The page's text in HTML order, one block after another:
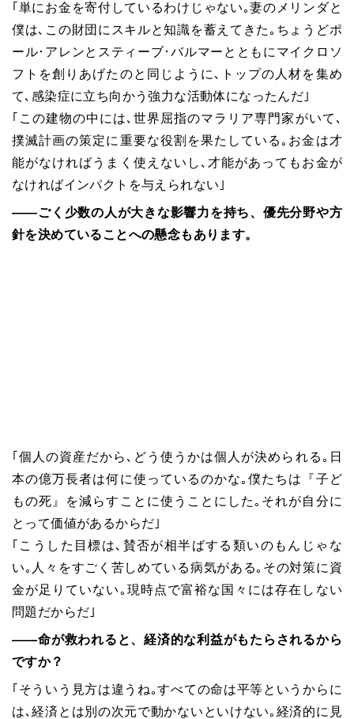
｢単にお金を寄付しているわけじゃない｡妻のメリンダと
僕は､この財団にスキルと知識を蓄えてきた｡ちょうどポ
ール･アレンとスティーブ･バルマーとともにマイクロソ
フトを創りあげたのと同じように､トップの人材を集め
て､感染症に立ち向かう強力な活動体になったんだ｣
｢この建物の中には､世界屈指のマラリア専門家がいて､
撲滅計画の策定に重要な役割を果たしている｡お金は才
能がなければうまく使えないし､才能があってもお金が
なければインパクトを与えられない｣
――ごく少数の人が大きな影響力を持ち、優先分野や方
針を決めていることへの懸念もあります。
｢個人の資産だから､どう使うかは個人が決められる｡日
本の億万長者は何に使っているのかな｡僕たちは『子ど
もの死』を減らすことに使うことにした｡それが自分に
とって価値があるからだ｣
｢こうした目標は､賛否が相半ばする類いのもんじゃな
い｡人々をすごく苦しめている病気がある｡その対策に資
金が足りていない｡現時点で富裕な国々には存在しない
問題だからだ｣
――命が救われると、経済的な利益がもたらされるから
ですか？
｢そういう見方は違うね｡すべての命は平等というからに
は､経済とは別の次元で動かないといけない｡経済的に見